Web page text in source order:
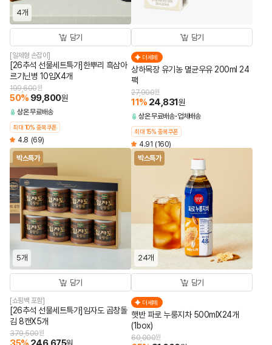
4개
담기
[일체형 손잡이]
[26추석 선물세트특가]한뿌리 흑삼아
르기닌병 10입X4개
199,600원
50% 99,800원
상온무료배송
최대 10% 중복쿠폰
4.8 (69)
담기
더세페
상하목장 유기농 멸균우유 200ml 24
팩
27,900원
11% 24,831원
상온무료배송 업체배송
최대 15% 중복쿠폰
4.91 (160)
박스특가
5개
담기
[쇼핑백 포함]
[26추석 선물세트특가]임자도 곱창돌
김 8캔X5개
379,500원
박스특가
24개
담기
더세페
햇반 파로 누룽지차 500mlX24개
(1box)
60,000원